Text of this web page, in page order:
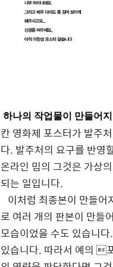
하나의 작업물이 만들어
칸 영화제 포스터가 발주
다. 발주처의 요구를 반영
온라인 밈의 그것은 가상
되는 일입니다.
이처럼 최종본이 만들어
로 여러 개의 판본이 만들
모습이었을 수도 있습니
있습니다. 따라서 예의 